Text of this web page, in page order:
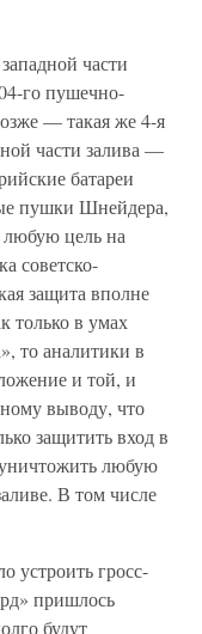
части
го пушечно-
— такая же 4-я
части залива —
батареи
пушки Шнейдера,
цель на
советско-
защита вполне
только в умах
то аналитики в
и той, и
выводу, что
защитить вход в
любую
В том числе
устроить гросс-
пришлось
будут